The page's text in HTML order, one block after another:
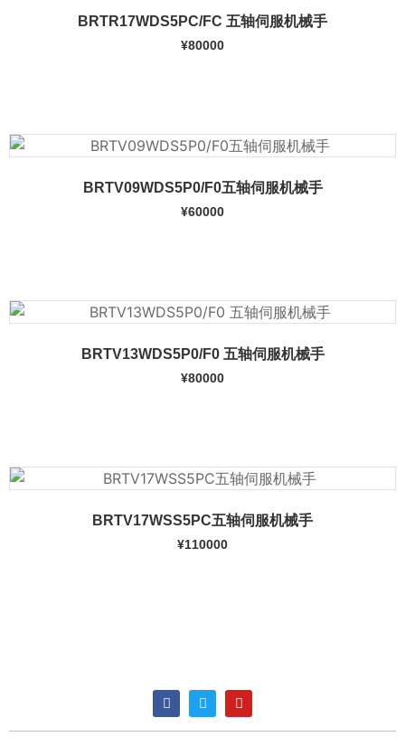
BRTR17WDS5PC/FC 五轴伺服机械手
¥80000
BRTV09WDS5P0/F0五轴伺服机械手
¥60000
BRTV13WDS5P0/F0 五轴伺服机械手
¥80000
BRTV17WSS5PC五轴伺服机械手
¥110000